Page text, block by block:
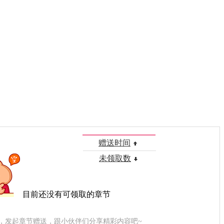
赠送时间
未领取数
目前还没有可领取的章节
发起章节赠送，跟小伙伴们分享精彩内容吧~